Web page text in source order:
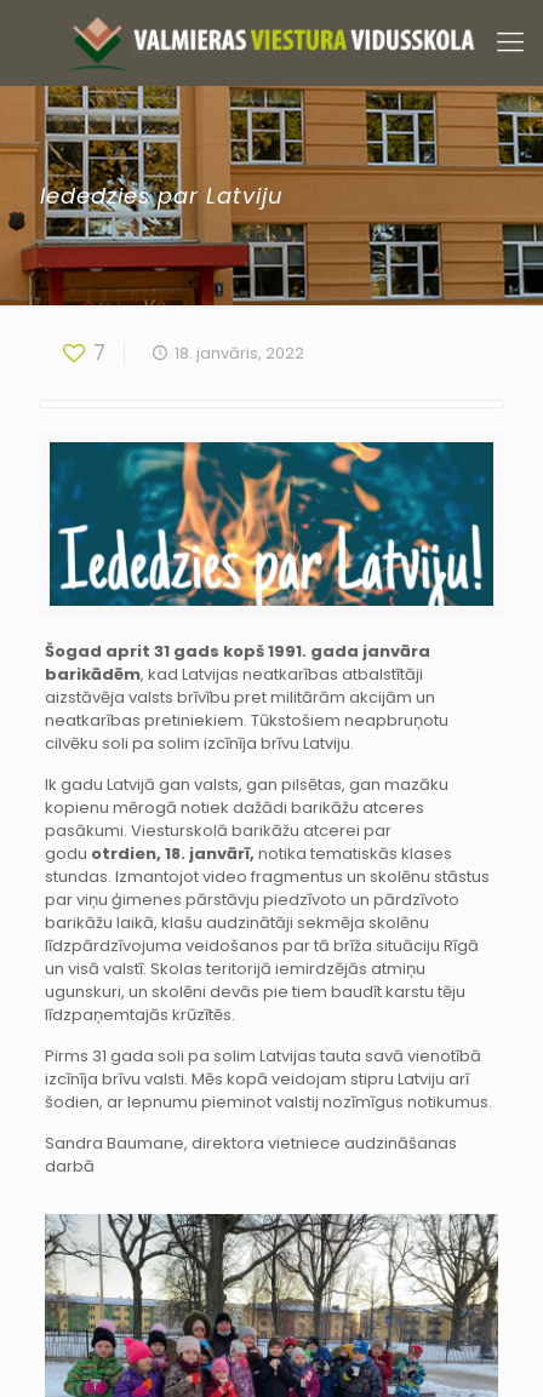
Iededzies par Latviju
7 18. janvāris, 2022
Šogad aprit 31 gads kopš 1991. gada janvāra
barikādēm, kad Latvijas neatkarības atbalstītāji
aizstāvēja valsts brīvību pret militārām akcijām un
neatkarības pretiniekiem. Tūkstošiem neapbruņotu
cilvēku soli pa solim izcīnīja brīvu Latviju.
Ik gadu Latvijā gan valsts, gan pilsētas, gan mazāku
kopienu mērogā notiek dažādi barikāžu atceres
pasākumi. Viesturskolā barikāžu atcerei par
godu otrdien, 18. janvārī, notika tematiskās klases
stundas. Izmantojot video fragmentus un skolēnu stāstus
par viņu ģimenes pārstāvju piedzīvoto un pārdzīvoto
barikāžu laikā, klašu audzinātāji sekmēja skolēnu
līdzpārdzīvojuma veidošanos par tā brīža situāciju Rīgā
un visā valstī. Skolas teritorijā iemirdzējās atmiņu
ugunskuri, un skolēni devās pie tiem baudīt karstu tēju
līdzpaņemtajās krūzītēs.
Pirms 31 gada soli pa solim Latvijas tauta savā vienotībā
izcīnīja brīvu valsti. Mēs kopā veidojam stipru Latviju arī
šodien, ar lepnumu pieminot valstij nozīmīgus notikumus.
Sandra Baumane, direktora vietniece audzināšanas
darbā